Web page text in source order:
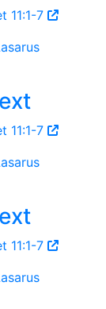
11:1-7
11:1-7
11:1-7